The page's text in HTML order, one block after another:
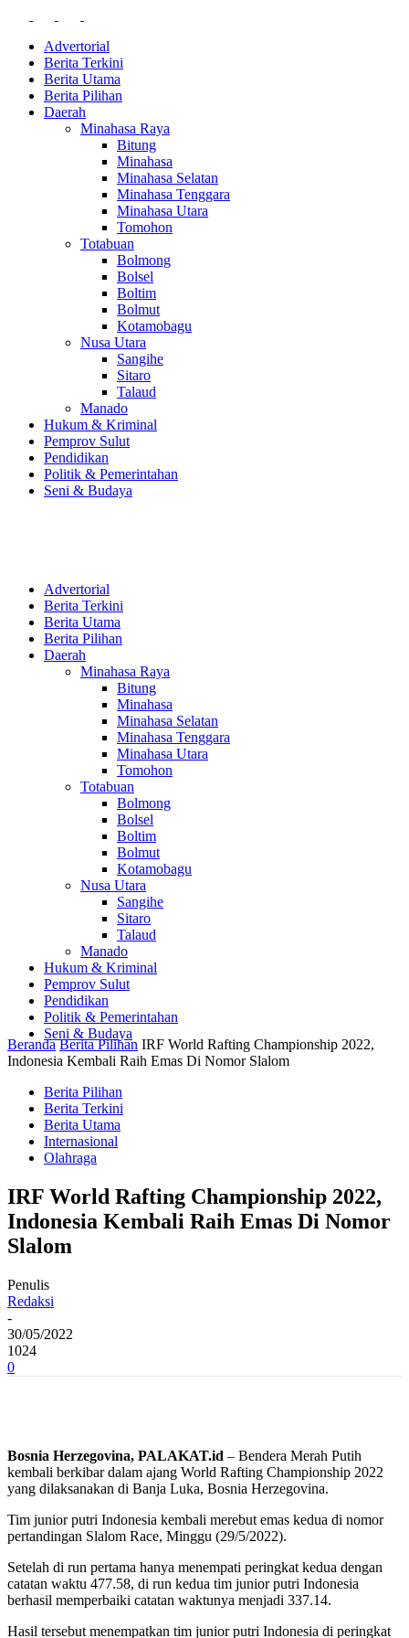
Advertorial
Berita Terkini
Berita Utama
Berita Pilihan
Daerah
Minahasa Raya
Bitung
Minahasa
Minahasa Selatan
Minahasa Tenggara
Minahasa Utara
Tomohon
Totabuan
Bolmong
Bolsel
Boltim
Bolmut
Kotamobagu
Nusa Utara
Sangihe
Sitaro
Talaud
Manado
Hukum & Kriminal
Pemprov Sulut
Pendidikan
Politik & Pemerintahan
Seni & Budaya
Advertorial
Berita Terkini
Berita Utama
Berita Pilihan
Daerah
Minahasa Raya
Bitung
Minahasa
Minahasa Selatan
Minahasa Tenggara
Minahasa Utara
Tomohon
Totabuan
Bolmong
Bolsel
Boltim
Bolmut
Kotamobagu
Nusa Utara
Sangihe
Sitaro
Talaud
Manado
Hukum & Kriminal
Pemprov Sulut
Pendidikan
Politik & Pemerintahan
Seni & Budaya
Beranda Berita Pilihan IRF World Rafting Championship 2022,
Indonesia Kembali Raih Emas Di Nomor Slalom
Berita Pilihan
Berita Terkini
Berita Utama
Internasional
Olahraga
IRF World Rafting Championship 2022,
Indonesia Kembali Raih Emas Di Nomor
Slalom
Penulis
Redaksi
-
30/05/2022
1024
0
Bosnia Herzegovina, PALAKAT.id – Bendera Merah Putih
kembali berkibar dalam ajang World Rafting Championship 2022
yang dilaksanakan di Banja Luka, Bosnia Herzegovina.
Tim junior putri Indonesia kembali merebut emas kedua di nomor
pertandingan Slalom Race, Minggu (29/5/2022).
Setelah di run pertama hanya menempati peringkat kedua dengan
catatan waktu 477.58, di run kedua tim junior putri Indonesia
berhasil memperbaiki catatan waktunya menjadi 337.14.
Hasil tersebut menempatkan tim junior putri Indonesia di peringkat